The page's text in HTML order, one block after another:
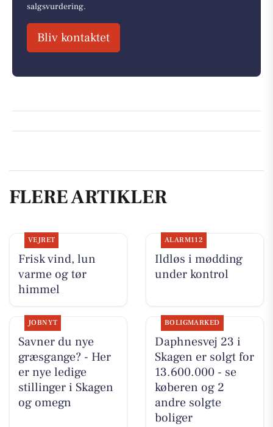
salgsvurdering.
Bliv kontaktet
FLERE ARTIKLER
VEJRET
Frisk vind, lun
varme og tør
himmel
ALARM112
Ildløs i mødding
under kontrol
JOBNYT
Savner du nye
græsgange? - Her
er nye ledige
stillinger i Skagen
og omegn
BOLIGMARKED
Daphnesvej 23 i
Skagen er solgt for
13.600.000 - se
køberen og 2
andre solgte
boliger